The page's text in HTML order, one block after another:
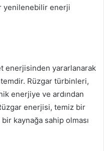
yenilenebilir enerji
enerjisinden yararlanarak
Rüzgar türbinleri,
enerjiye ve ardından
enerjisi, temiz bir
bir kaynağa sahip olması